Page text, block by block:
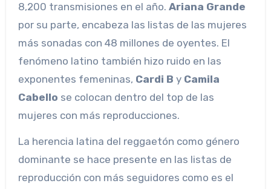
8,200 transmisiones en el año. Ariana Grande
por su parte, encabeza las listas de las mujeres
más sonadas con 48 millones de oyentes. El
fenómeno latino también hizo ruido en las
exponentes femeninas, Cardi B y Camila
Cabello se colocan dentro del top de las
mujeres con más reproducciones.
La herencia latina del reggaetón como género
dominante se hace presente en las listas de
reproducción con más seguidores como es el